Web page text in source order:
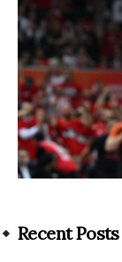
Recent Posts